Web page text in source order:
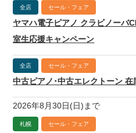
全店 セール・フェア
ヤマハ電子ピアノ クラビノーバ
室生応援キャンペーン
全店 セール・フェア
中古ピアノ･中古エレクトーン 在
2026年8月30日(日)まで
札幌 セール・フェア